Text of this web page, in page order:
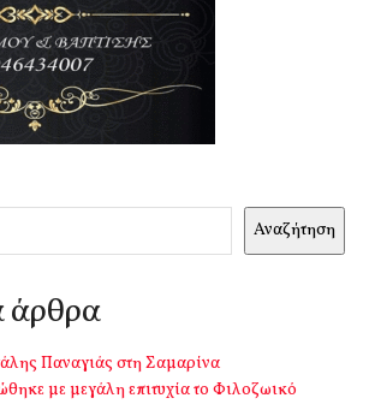
Αναζήτηση
άρθρα
Παναγιάς στη Σαμαρίνα
με μεγάλη επιτυχία το Φιλοζωικό